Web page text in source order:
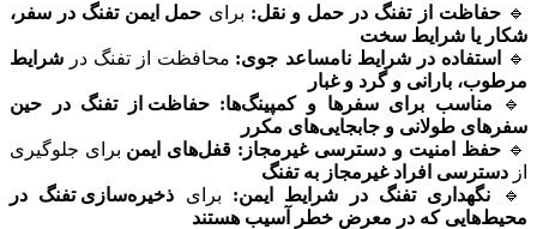
🔹حفاظت از تفنگ در حمل و نقل: برای حمل ایمن تفنگ در سفر،
شکار یا شرایط سخت
🔹
استفاده در شرایط نامساعد جوی: محافظت از تفنگ در شرایط
مرطوب، بارانی و گرد و غبار
🔹 مناسب برای سفرها و کمپینگ‌ها: حفاظت از تفنگ در حین
سفرهای طولانی و جابجایی‌های مکرر
🔹حفظ امنیت و دسترسی غیرمجاز: قفل‌های ایمن برای جلوگیری
از دسترسی افراد غیرمجاز به تفنگ
🔹 نگهداری تفنگ در شرایط ایمن: برای ذخیره‌سازی تفنگ در
محیط‌هایی که در معرض خطر آسیب هستند